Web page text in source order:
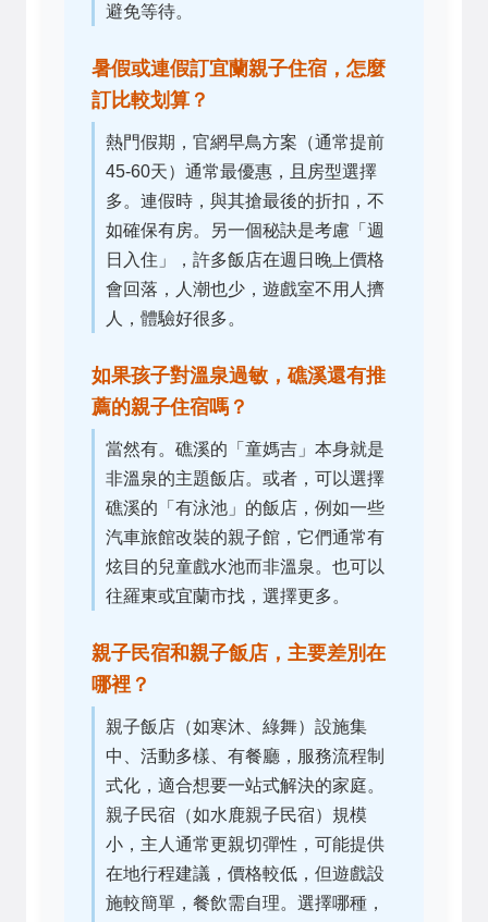
避免等待。
暑假或連假訂宜蘭親子住宿，怎麼
訂比較划算？
熱門假期，官網早鳥方案（通常提前
45-60天）通常最優惠，且房型選擇
多。連假時，與其搶最後的折扣，不
如確保有房。另一個秘訣是考慮「週
日入住」，許多飯店在週日晚上價格
會回落，人潮也少，遊戲室不用人擠
人，體驗好很多。
如果孩子對溫泉過敏，礁溪還有推
薦的親子住宿嗎？
當然有。礁溪的「童媽吉」本身就是
非溫泉的主題飯店。或者，可以選擇
礁溪的「有泳池」的飯店，例如一些
汽車旅館改裝的親子館，它們通常有
炫目的兒童戲水池而非溫泉。也可以
往羅東或宜蘭市找，選擇更多。
親子民宿和親子飯店，主要差別在
哪裡？
親子飯店（如寒沐、綠舞）設施集
中、活動多樣、有餐廳，服務流程制
式化，適合想要一站式解決的家庭。
親子民宿（如水鹿親子民宿）規模
小，主人通常更親切彈性，可能提供
在地行程建議，價格較低，但遊戲設
施較簡單，餐飲需自理。選擇哪種，